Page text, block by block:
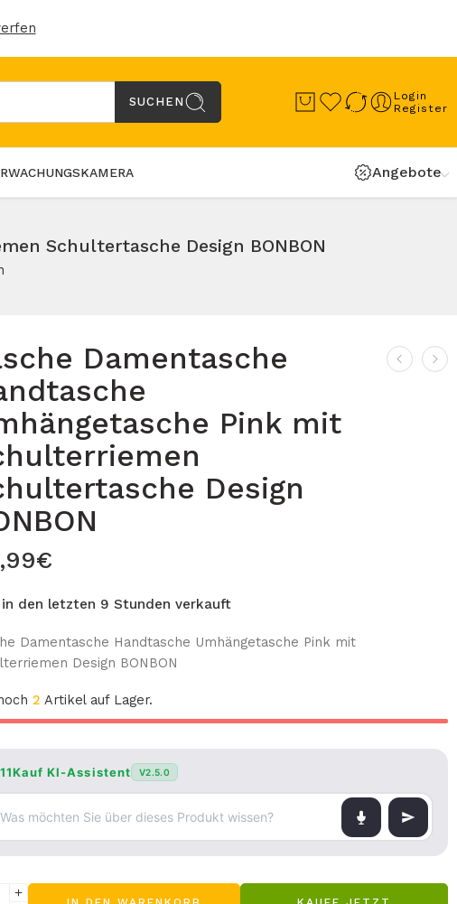
SUCHEN
Login
Register
Angebote
Schultertasche Design BONBON
Damentasche
Pink mit
Design
€
in den letzten 9 Stunden verkauft
Damentasche Handtasche Umhängetasche Pink mit
Design BONBON
2 Artikel auf Lager.
11Kauf KI-Assistent V2.5.0